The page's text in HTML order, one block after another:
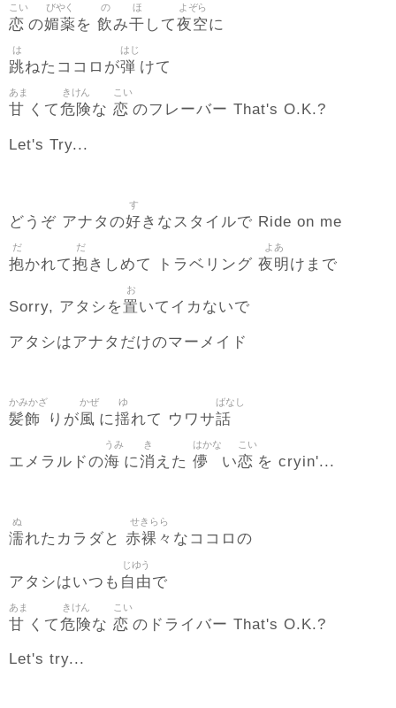
恋
こい
の媚薬
びやく
を 飲
の
み干
ほ
して夜空
よぞら
に
跳
は
ねたココロが弾
はじ
けて
甘
あま
くて危険
きけん
な 恋
こい
のフレーバー That's O.K.?
Let's Try...
どうぞ アナタの好
す
きなスタイルで Ride on me
抱
だ
かれて抱
だ
きしめて トラベリング 夜明
よあ
けまで
Sorry, アタシを置
お
いてイカないで
アタシはアナタだけのマーメイド
髪飾
かみかざ
りが風
かぜ
に揺
ゆ
れて ウワサ話
ばなし
エメラルドの海
うみ
に消
き
えた 儚
はかな
い恋
こい
を cryin'...
濡
ぬ
れたカラダと 赤裸々
せきらら
なココロの
アタシはいつも 自由
じゆう
で
甘
あま
くて危険
きけん
な 恋
こい
のドライバー That's O.K.?
Let's try...